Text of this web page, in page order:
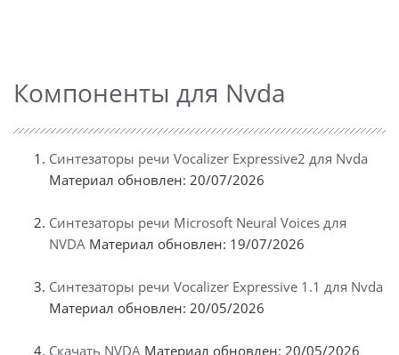
Компоненты для Nvda
Синтезаторы речи Vocalizer Expressive2 для Nvda
Материал обновлен: 20/07/2026
Синтезаторы речи Microsoft Neural Voices для
NVDA Материал обновлен: 19/07/2026
Синтезаторы речи Vocalizer Expressive 1.1 для Nvda
Материал обновлен: 20/05/2026
Скачать NVDA Материал обновлен: 20/05/2026